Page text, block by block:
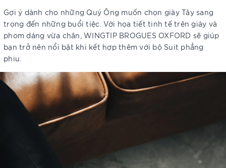
Gợi ý dành cho những Quý Ông muốn chọn giày Tây sang
trọng đến những buổi tiệc. Với họa tiết tinh tế trên giày và
phom dáng vừa chân, WINGTIP BROGUES OXFORD sẽ giúp
bạn trở nên nổi bật khi kết hợp thêm với bộ Suit phẳng
phiu.